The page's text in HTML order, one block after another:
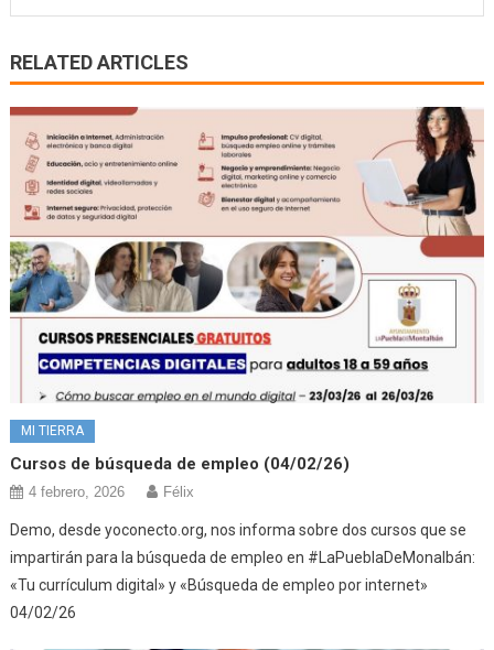
RELATED ARTICLES
MI TIERRA
Cursos de búsqueda de empleo (04/02/26)
4 febrero, 2026 Félix
Demo, desde yoconecto.org, nos informa sobre dos cursos que se
impartirán para la búsqueda de empleo en #LaPueblaDeMonalbán:
«Tu currículum digital» y «Búsqueda de empleo por internet»
04/02/26